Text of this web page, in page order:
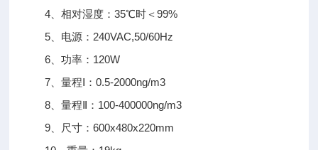
4、相对湿度：35℃时＜99%
5、电源：240VAC,50/60Hz
6、功率：120W
7、量程Ⅰ：0.5-2000ng/m3
8、量程Ⅱ：100-400000ng/m3
9、尺寸：600x480x220mm